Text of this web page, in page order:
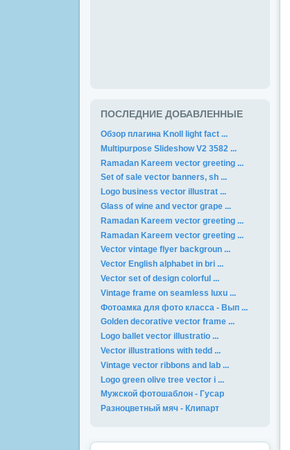
ПОСЛЕДНИЕ ДОБАВЛЕННЫЕ
Обзор плагина Knoll light fact ...
Multipurpose Slideshow V2 3582 ...
Ramadan Kareem vector greeting ...
Set of sale vector banners, sh ...
Logo business vector illustrat ...
Glass of wine and vector grape ...
Ramadan Kareem vector greeting ...
Ramadan Kareem vector greeting ...
Vector vintage flyer backgroun ...
Vector English alphabet in bri ...
Vector set of design colorful ...
Vintage frame on seamless luxu ...
Фотоамка для фото класса - Вып ...
Golden decorative vector frame ...
Logo ballet vector illustratio ...
Vector illustrations with tedd ...
Vintage vector ribbons and lab ...
Logo green olive tree vector i ...
Мужской фотошаблон - Гусар
Разноцветный мяч - Клипарт